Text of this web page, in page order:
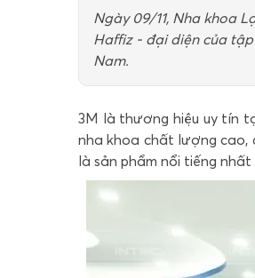
Ngày 09/11, Nha khoa
Haffiz - đại diện của
Nam.
3M là thương hiệu uy tín
nha khoa chất lượng cao,
là sản phẩm nổi tiếng